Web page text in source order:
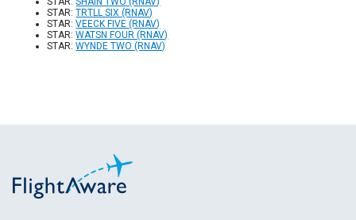
STAR:TRTLL SIX (RNAV)
STAR:VEECK FIVE (RNAV)
STAR:WATSN FOUR (RNAV)
STAR:WYNDE TWO (RNAV)